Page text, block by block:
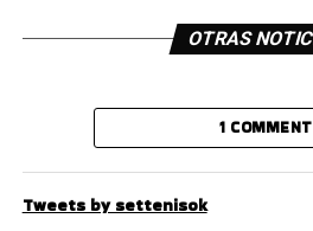
OTRAS
1 COMMENT
Tweets by settenisok